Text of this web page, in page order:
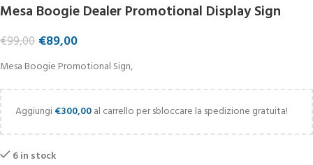
Mesa Boogie Dealer Promotional Display Sign
€99,00 €89,00
Mesa Boogie Promotional Sign,
Aggiungi€300,00al carrello per sbloccare la spedizione gratuita!
6 in stock